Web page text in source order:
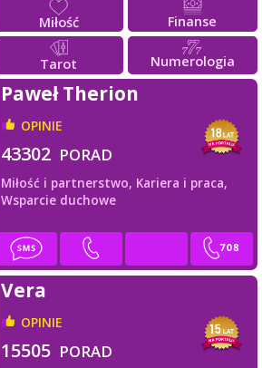
Miłość Finanse
Tarot Numerologia
Paweł Therion
OPINIE
43302 PORAD
Miłość i partnerstwo, Kariera i praca,
Wsparcie duchowe
Vera
OPINIE
15505 PORAD